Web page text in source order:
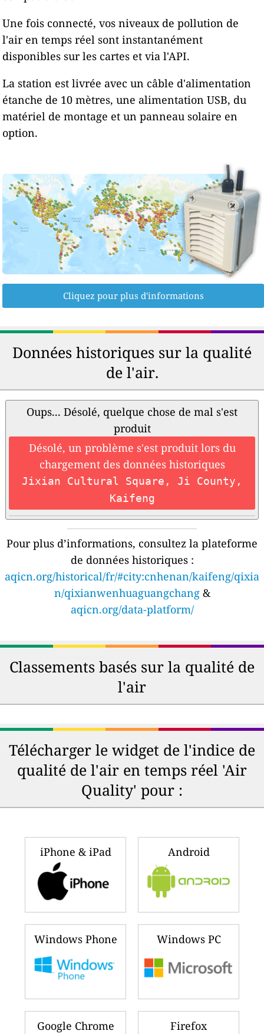
Une fois connecté, vos niveaux de pollution de
l'air en temps réel sont instantanément
disponibles sur les cartes et via l'API.
La station est livrée avec un câble d'alimentation
étanche de 10 mètres, une alimentation USB, du
matériel de montage et un panneau solaire en
option.
Cliquez pour plus d'informations
Données historiques sur la qualité
de l'air.
Oups... Désolé, quelque chose de mal s'est
produit
Désolé, un problème s'est produit lors du
chargement des données historiques
Jixian Cultural Square, Ji County,
Kaifeng
Pour plus d’informations, consultez la plateforme
de données historiques :
aqicn.org/historical/fr/#city:cnhenan/kaifeng/qixia
n/qixianwenhuaguangchang&
aqicn.org/data-platform/
Classements basés sur la qualité de
l'air
Télécharger le widget de l'indice de
qualité de l'air en temps réel 'Air
Quality' pour :
iPhone & iPad Android
Windows Phone Windows PC
Google Chrome Firefox